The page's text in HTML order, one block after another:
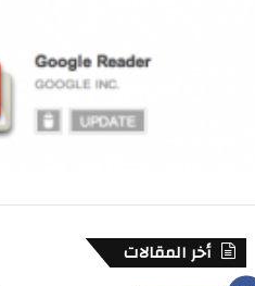
أخر المقالات